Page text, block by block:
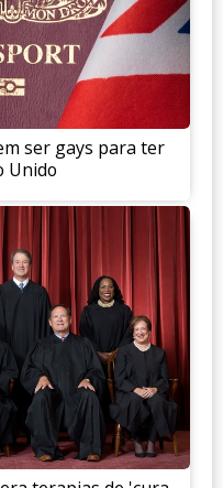
ser gays para ter
Unido